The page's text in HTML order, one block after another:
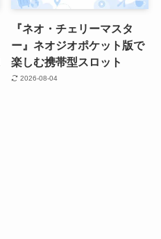
『ネオ・チェリーマスタ
ー』ネオジオポケット版で
楽しむ携帯型スロット
2026-08-04